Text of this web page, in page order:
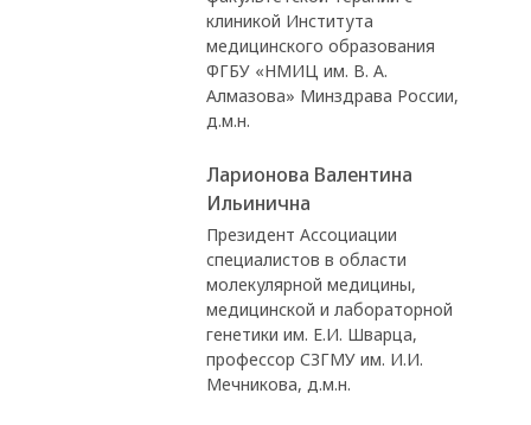
клиникой Института
медицинского образования
ФГБУ «НМИЦ им. В. А.
Алмазова» Минздрава России,
д.м.н.
Ларионова Валентина
Ильинична
Президент Ассоциации
специалистов в области
молекулярной медицины,
медицинской и лабораторной
генетики им. Е.И. Шварца,
профессор СЗГМУ им. И.И.
Мечникова, д.м.н.